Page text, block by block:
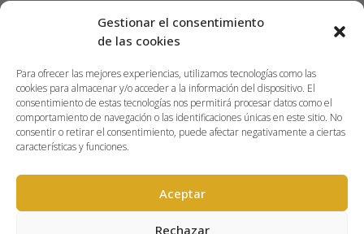
Gestionar el consentimiento
de las cookies
Para ofrecer las mejores experiencias, utilizamos tecnologías como las
cookies para almacenar y/o acceder a la información del dispositivo. El
consentimiento de estas tecnologías nos permitirá procesar datos como el
comportamiento de navegación o las identificaciones únicas en este sitio. No
consentir o retirar el consentimiento, puede afectar negativamente a ciertas
características y funciones.
Aceptar
Rechazar